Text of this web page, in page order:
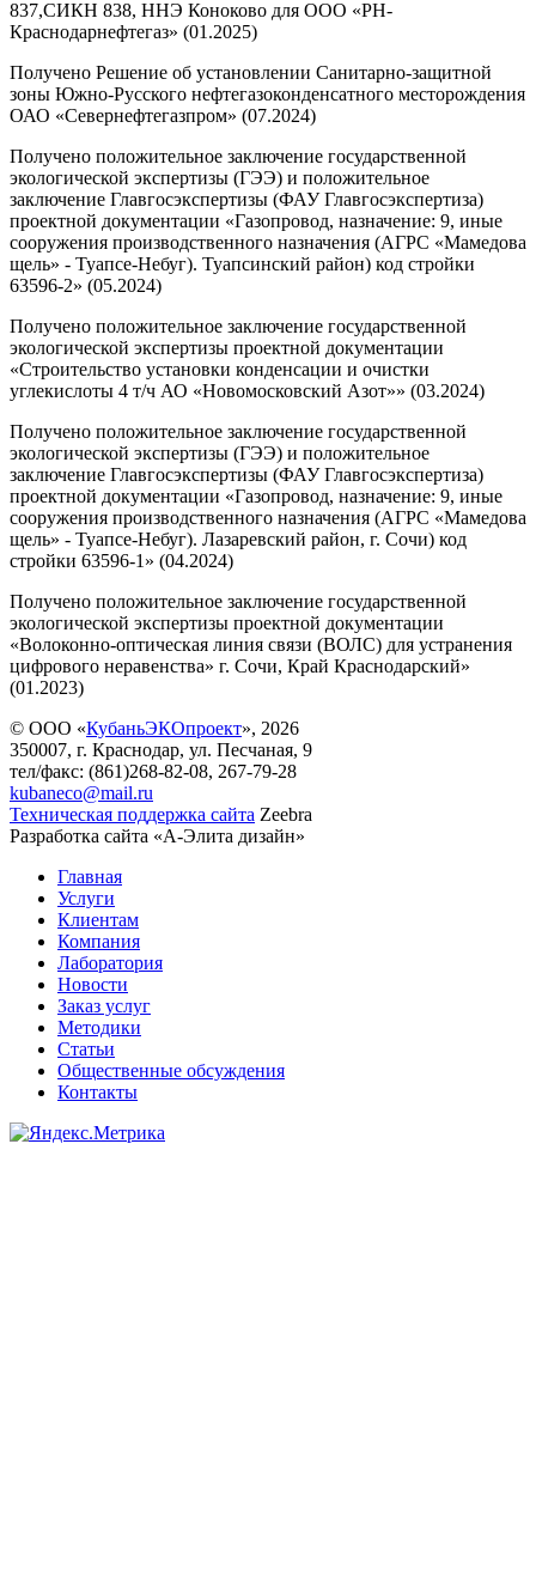
837,СИКН 838, ННЭ Коноково для ООО «РН-
Краснодарнефтегаз» (01.2025)
Получено Решение об установлении Санитарно-защитной
зоны Южно-Русского нефтегазоконденсатного месторождения
ОАО «Севернефтегазпром» (07.2024)
Получено положительное заключение государственной
экологической экспертизы (ГЭЭ) и положительное
заключение Главгосэкспертизы (ФАУ Главгосэкспертиза)
проектной документации «Газопровод, назначение: 9, иные
сооружения производственного назначения (АГРС «Мамедова
щель» - Туапсе-Небуг). Туапсинский район) код стройки
63596-2» (05.2024)
Получено положительное заключение государственной
экологической экспертизы проектной документации
«Строительство установки конденсации и очистки
углекислоты 4 т/ч АО «Новомосковский Азот»» (03.2024)
Получено положительное заключение государственной
экологической экспертизы (ГЭЭ) и положительное
заключение Главгосэкспертизы (ФАУ Главгосэкспертиза)
проектной документации «Газопровод, назначение: 9, иные
сооружения производственного назначения (АГРС «Мамедова
щель» - Туапсе-Небуг). Лазаревский район, г. Сочи) код
стройки 63596-1» (04.2024)
Получено положительное заключение государственной
экологической экспертизы проектной документации
«Волоконно-оптическая линия связи (ВОЛС) для устранения
цифрового неравенства» г. Сочи, Край Краснодарский»
(01.2023)
© ООО «КубаньЭКОпроект», 2026
350007, г. Краснодар, ул. Песчаная, 9
тел/факс: (861)268-82-08, 267-79-28
kubaneco@mail.ru
Техническая поддержка сайта Zeebra
Разработка сайта «А-Элита дизайн»
Главная
Услуги
Клиентам
Компания
Лаборатория
Новости
Заказ услуг
Методики
Статьи
Общественные обсуждения
Контакты